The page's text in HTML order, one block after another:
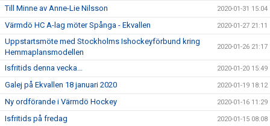
Till Minne av Anne-Lie Nilsson 2020-01-31 15:04
Värmdö HC A-lag möter Spånga - Ekvallen 2020-01-27 21:11
Uppstartsmöte med Stockholms Ishockeyförbund kring
Hemmaplansmodellen
2020-01-26 21:17
Isfritids denna vecka... 2020-01-20 15:49
Galej på Ekvallen 18 januari 2020 2020-01-19 18:12
Ny ordförande i Värmdö Hockey 2020-01-16 11:29
Isfritids på fredag 2020-01-15 08:08